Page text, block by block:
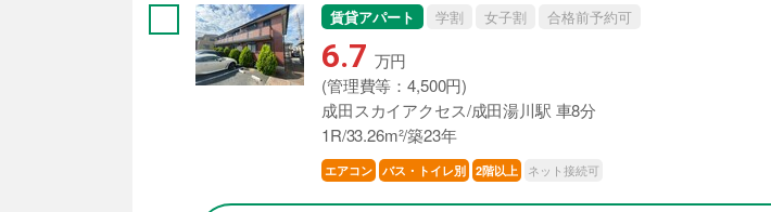
賃貸アパート 学割 女子割 合格前予約可
6.7 万円
(管理費等：4,500円)
成田スカイアクセス/成田湯川駅 車8分
1R/33.26m²/築23年
エアコン バス・トイレ別 2階以上 ネット接続可